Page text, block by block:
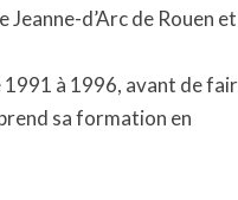
d’Arc de Rouen et
1991 à 1996, avant de
sa formation en